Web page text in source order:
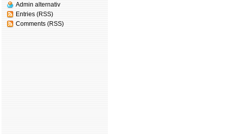
Admin alternativ
Entries (RSS)
Comments (RSS)